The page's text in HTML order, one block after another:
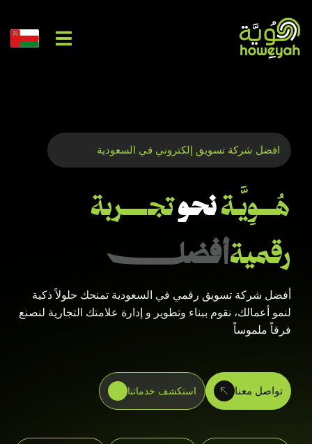
افضل شركة تسويق إلكتروني في السعودية
هُـــوِيَّـةنحوتجـــــربة
رقميةأفضل
أفضل شركة تسويق رقمي في السعودية تمنحك حلولاً ذكية
لنمو أعمالك، نقوم ببناء وتطوير و إدارة علامتك التجارية لنصنع
فرقاً ملموساً
تواصل معنا استكشف خدماتنا